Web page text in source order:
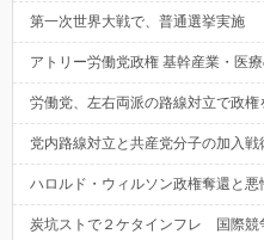
第一次世界大戦で、普通選挙実施
アトリー労働党政権 基幹産業・医
労働党、左右両派の路線対立で政権
党内路線対立と共産党分子の加入戦
ハロルド・ウィルソン政権奪還と悪
炭坑ストで２ケタインフレ 国際競